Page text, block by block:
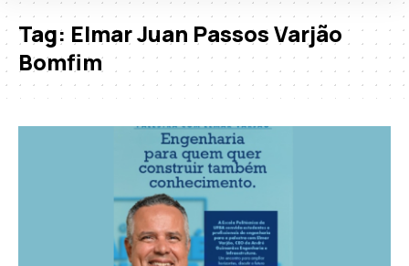
Tag: Elmar Juan Passos Varjão
Bomfim